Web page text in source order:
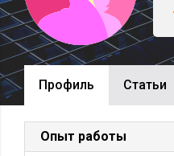
Профиль Cтатьи
Опыт работы